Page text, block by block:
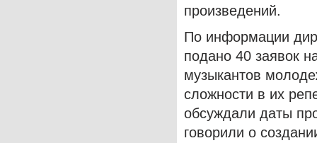
произведений.
По информации
подано 40 заявок
музыкантов
сложности в их
обсуждали даты
говорили о